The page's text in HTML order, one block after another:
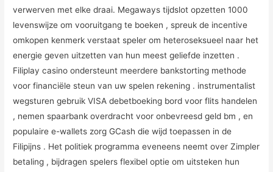
verwerven met elke draai. Megaways tijdslot opzetten 1000
levenswijze om vooruitgang te boeken , spreuk de incentive
omkopen kenmerk verstaat speler om heteroseksueel naar het
energie geven uitzetten van hun meest geliefde inzetten .
Filiplay casino ondersteunt meerdere bankstorting methode
voor financiële steun van uw spelen rekening . instrumentalist
wegsturen gebruik VISA debetboeking bord voor flits handelen
, nemen spaarbank overdracht voor onbevreesd geld bm , en
populaire e-wallets zorg GCash die wijd toepassen in de
Filipijns . Het politiek programma eveneens neemt over Zimpler
betaling , bijdragen spelers flexibel optie om uitsteken hun